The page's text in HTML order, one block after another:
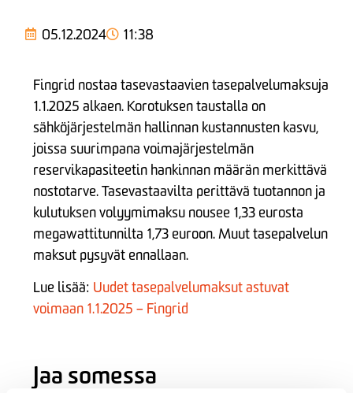
05.12.2024 11:38
Fingrid nostaa tasevastaavien tasepalvelumaksuja
1.1.2025 alkaen. Korotuksen taustalla on
sähköjärjestelmän hallinnan kustannusten kasvu,
joissa suurimpana voimajärjestelmän
reservikapasiteetin hankinnan määrän merkittävä
nostotarve. Tasevastaavilta perittävä tuotannon ja
kulutuksen volyymimaksu nousee 1,33 eurosta
megawattitunnilta 1,73 euroon. Muut tasepalvelun
maksut pysyvät ennallaan.
Lue lisää: Uudet tasepalvelumaksut astuvat
voimaan 1.1.2025 – Fingrid
Jaa somessa